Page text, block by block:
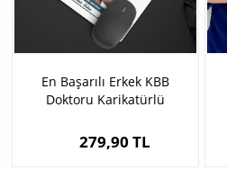
En Başarılı Erkek KBB
Doktoru Karikatürlü
279,90 TL